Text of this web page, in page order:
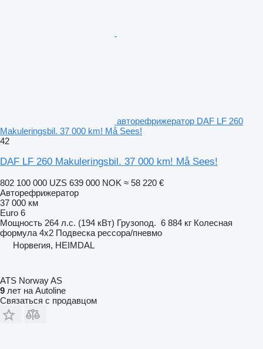
авторефрижератор DAF LF 260
Makuleringsbil. 37 000 km! Må Sees!
42
DAF LF 260 Makuleringsbil. 37 000 km! Må Sees!
802 100 000 UZS 639 000 NOK ≈ 58 220 €
Авторефрижератор
37 000 км
Euro 6
Мощность 264 л.с. (194 кВт) Грузопод. 6 884 кг Колесная
формула 4x2 Подвеска рессора/пневмо
Норвегия, HEIMDAL
ATS Norway AS
9 лет на Autoline
Связаться с продавцом